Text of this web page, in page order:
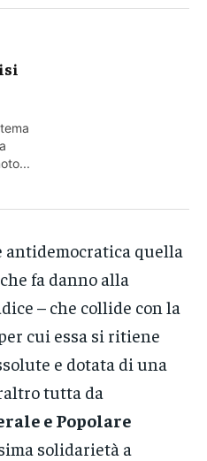
antidemocratica quella
fa danno alla
– che collide con la
cui essa si ritiene
e dotata di una
tutta da
e Popolare
solidarietà a